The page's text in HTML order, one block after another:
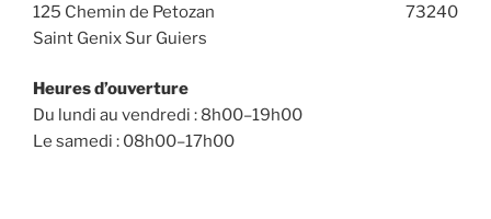
125 Chemin de Petozan 73240
Saint Genix Sur Guiers
Heures d’ouverture
Du lundi au vendredi : 8h00–19h00
Le samedi : 08h00–17h00